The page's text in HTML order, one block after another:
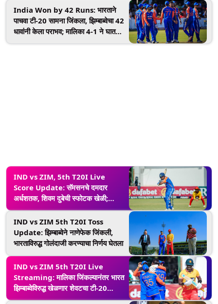
India Won by 42 Runs: भारताने
पाचवा टी-20 सामना जिंकला, झिम्बाब्वेचा 42
धावांनी केला पराभव; मालिका 4-1 ने घातली
IND vs ZIM, 5th T20I Live
Score Update: सॅमसनचे दमदार
अर्धशतक, शिवम दुबेची स्फोटक खेळी;
झिम्बाब्वेसमोर ठेवले 168 धावांचे लक्ष्य
IND vs ZIM 5th T20I Toss
Update: झिम्बाब्वेने नाणेफेक जिंकली,
भारताविरुद्ध गोलंदाजी करण्याचा निर्णय घेतला
IND vs ZIM 5th T20I Live
Streaming: मालिका जिंकल्यानंतर भारत
झिम्बाब्वेविरुद्ध खेळणार शेवटचा टी-20
सामना, येथे पाहू शकता लाइव्ह स्ट्रीमिंग